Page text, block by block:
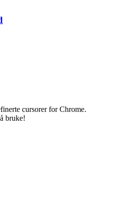
cursorer for Chrome.
bruke!